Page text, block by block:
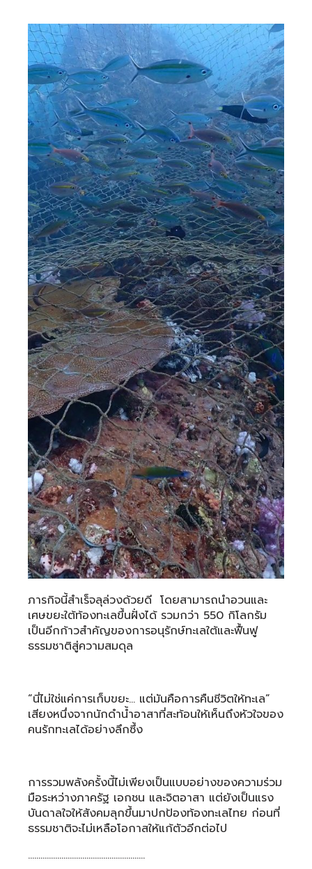
ภารกิจนี้สำเร็จลุล่วงด้วยดี โดยสามารถนำอวนและ
เศษขยะใต้ท้องทะเลขึ้นฝั่งได้ รวมกว่า 550 กิโลกรัม
เป็นอีกก้าวสำคัญของการอนุรักษ์ทะเลใต้และฟื้นฟู
ธรรมชาติสู่ความสมดุล
“นี่ไม่ใช่แค่การเก็บขยะ… แต่มันคือการคืนชีวิตให้ทะเล”
เสียงหนึ่งจากนักดำน้ำอาสาที่สะท้อนให้เห็นถึงหัวใจของ
คนรักทะเลได้อย่างลึกซึ้ง
การรวมพลังครั้งนี้ไม่เพียงเป็นแบบอย่างของความร่วม
มือระหว่างภาครัฐ เอกชน และจิตอาสา แต่ยังเป็นแรง
บันดาลใจให้สังคมลุกขึ้นมาปกป้องท้องทะเลไทย ก่อนที่
ธรรมชาติจะไม่เหลือโอกาสให้แก้ตัวอีกต่อไป
………………………………………………..